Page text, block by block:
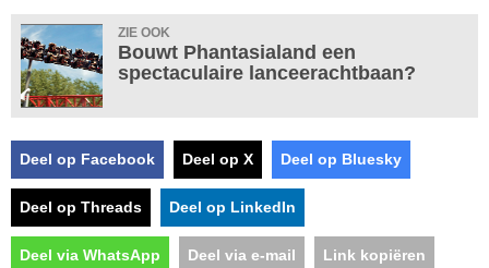
ZIE OOK
Bouwt Phantasialand een
spectaculaire lanceerachtbaan?
Deel op Facebook Deel op X Deel op Bluesky
Deel op Threads Deel op LinkedIn
Deel via WhatsApp Deel via e-mail Link kopiëren